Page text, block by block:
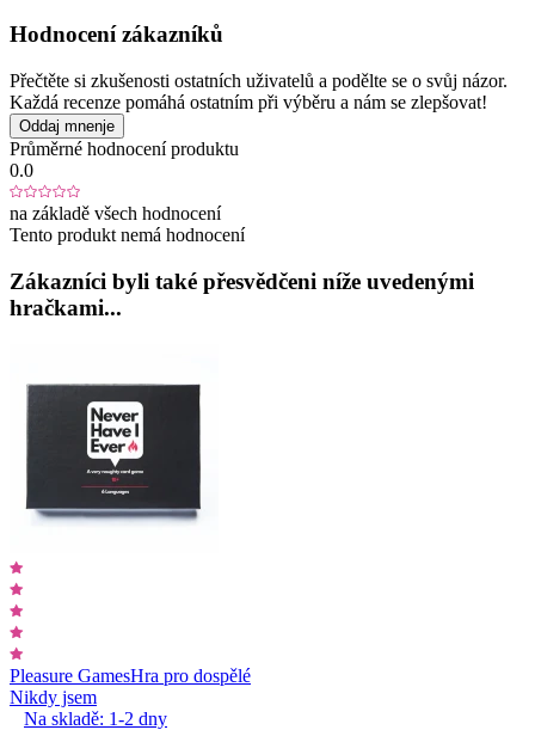
Hodnocení zákazníků
Přečtěte si zkušenosti ostatních uživatelů a podělte se o svůj názor.
Každá recenze pomáhá ostatním při výběru a nám se zlepšovat!
Oddaj mnenje
Průměrné hodnocení produktu
0.0
na základě všech hodnocení
Tento produkt nemá hodnocení
Zákazníci byli také přesvědčeni níže uvedenými
hračkami...
Pleasure GamesHra pro dospělé
Nikdy jsem
Na skladě: 1-2 dny